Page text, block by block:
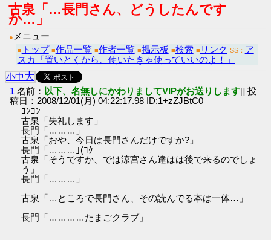
古泉「…長門さん、どうしたんです
か…」
● メニュー
■ トップ ■作品一覧 ■作者一覧 ■掲示板 ■検索 ■ リンク SS： ア
スカ「置いとくから、使いたきゃ使っていいのよ！」
小中大
1 名前： 以下、名無しにかわりましてVIPがお送りします[] 投
稿日：2008/12/01(月) 04:22:17.98 ID:1+zZJBtC0
ｺﾝｺﾝ
古泉「失礼します」
長門「………」
古泉「おや、今日は長門さんだけですか?」
長門「………｣(ｺｸ
古泉「そうですか、では涼宮さん達はは後で来るのでしょ
う」
長門「………」
古泉「…ところで長門さん、その読んでる本は一体…」
長門「…………たまごクラブ」